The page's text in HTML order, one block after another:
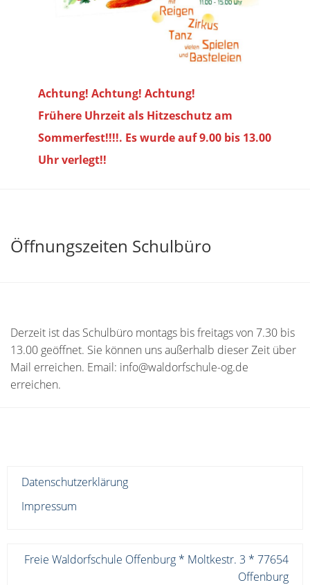
Achtung! Achtung! Achtung!
Frühere Uhrzeit als Hitzeschutz am
Sommerfest!!!!. Es wurde auf 9.00 bis 13.00
Uhr verlegt!!
Öffnungszeiten Schulbüro
Derzeit ist das Schulbüro montags bis freitags von 7.30 bis
13.00 geöffnet. Sie können uns außerhalb dieser Zeit über
Mail erreichen. Email: info@waldorfschule-og.de
erreichen.
Datenschutzerklärung
Impressum
Freie Waldorfschule Offenburg * Moltkestr. 3 * 77654
Offenburg